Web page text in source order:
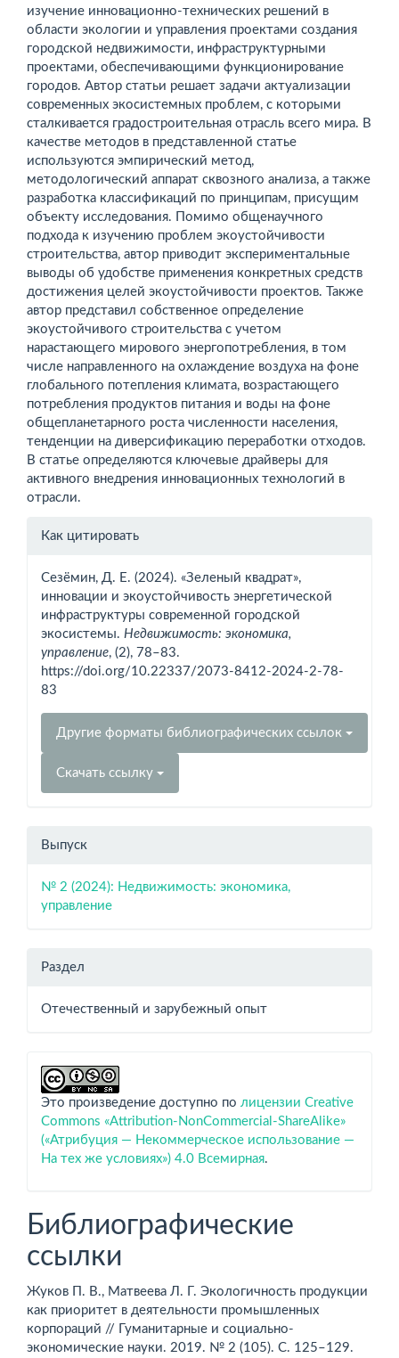
изучение инновационно-технических решений в
области экологии и управления проектами создания
городской недвижимости, инфраструктурными
проектами, обеспечивающими функционирование
городов. Автор статьи решает задачи актуализации
современных экосистемных проблем, с которыми
сталкивается градостроительная отрасль всего мира. В
качестве методов в представленной статье
используются эмпирический метод,
методологический аппарат сквозного анализа, а также
разработка классификаций по принципам, присущим
объекту исследования. Помимо общенаучного
подхода к изучению проблем экоустойчивости
строительства, автор приводит экспериментальные
выводы об удобстве применения конкретных средств
достижения целей эко­устойчивости проектов. Также
автор представил собственное определение
экоустойчивого строительства с учетом
нарастающего мирового энергопотребления, в том
числе направленного на охлаждение воздуха на фоне
глобального потепления климата, возрастающего
потребления продуктов питания и воды на фоне
общепланетарного роста численности населения,
тенденции на диверсификацию переработки отходов.
В статье определяются ключевые драйверы для
активного внедрения инновационных технологий в
отрасли.
Информация
Как цитировать
Сезёмин, Д. Е. (2024). «Зеленый квадрат»,
инновации и экоустойчивость энергетической
инфраструктуры современной городской
экосистемы. Недвижимость: экономика,
управление, (2), 78–83.
https://doi.org/10.22337/2073-8412-2024-2-78-
83
Другие форматы библиографических ссылок
Скачать ссылку
Выпуск
№ 2 (2024): Недвижимость: экономика,
управление
Раздел
Отечественный и зарубежный опыт
Это произведение доступно по лицензии Creative
Commons «Attribution-NonCommercial-ShareAlike»
(«Атрибуция — Некоммерческое использование —
На тех же условиях») 4.0 Всемирная.
Библиографические
ссылки
Жуков П. В., Матвеева Л. Г. Экологичность продукции
как приоритет в деятельности промышленных
корпораций // Гуманитарные и социально-
экономические науки. 2019. № 2 (105). С. 125–129.